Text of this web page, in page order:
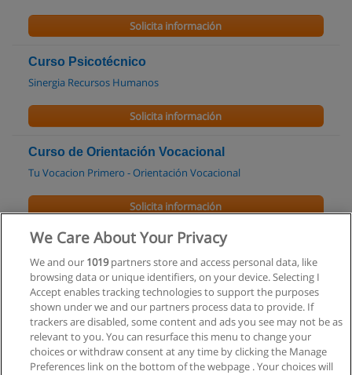
Solicita información
Curso Psicotécnico
Sinergia Recursos Humanos
Solicita información
Curso de Orientación Vocacional
Tu Vocacion Primero - Orientación Vocacional
Solicita información
Curso de Técnicas Psicométricas Aplicadas en
Orientación Vocacional
Tu Vocacion Primero - Orientación Vocacional
Solicita información
We Care About Your Privacy
We and our 1019partners store and access personal data, like
browsing data or unique identifiers, on your device. Selecting I
Accept enables tracking technologies to support the purposes
shown under we and our partners process data to provide. If
trackers are disabled, some content and ads you see may not be as
relevant to you. You can resurface this menu to change your
choices or withdraw consent at any time by clicking the Manage
Preferences link on the bottom of the webpage . Your choices will